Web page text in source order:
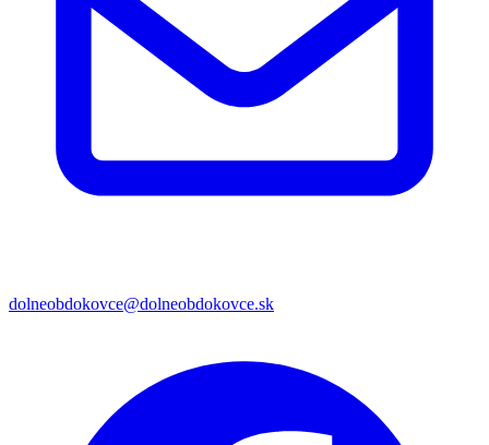
dolneobdokovce@dolneobdokovce.sk